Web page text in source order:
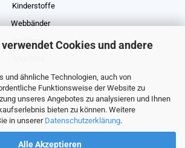
Cookies und andere
und ähnliche Technologien, auch von
Funktionsweise der Website zu
unseres Angebotes zu analysieren und Ihnen
bieten zu können. Weitere
in unserer Datenschutzerklärung.
Alle Akzeptieren
Kinderstoffe
Webbänder
Stoffreste
Meterware
von Kundenbewertungen